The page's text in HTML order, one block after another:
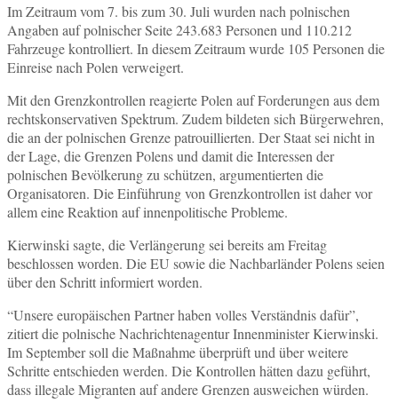
Im Zeitraum vom 7. bis zum 30. Juli wurden nach polnischen
Angaben auf polnischer Seite 243.683 Personen und 110.212
Fahrzeuge kontrolliert. In diesem Zeitraum wurde 105 Personen die
Einreise nach Polen verweigert.
Mit den Grenzkontrollen reagierte Polen auf Forderungen aus dem
rechtskonservativen Spektrum. Zudem bildeten sich Bürgerwehren,
die an der polnischen Grenze patrouillierten. Der Staat sei nicht in
der Lage, die Grenzen Polens und damit die Interessen der
polnischen Bevölkerung zu schützen, argumentierten die
Organisatoren. Die Einführung von Grenzkontrollen ist daher vor
allem eine Reaktion auf innenpolitische Probleme.
Kierwinski sagte, die Verlängerung sei bereits am Freitag
beschlossen worden. Die EU sowie die Nachbarländer Polens seien
über den Schritt informiert worden.
“Unsere europäischen Partner haben volles Verständnis dafür”,
zitiert die polnische Nachrichtenagentur Innenminister Kierwinski.
Im September soll die Maßnahme überprüft und über weitere
Schritte entschieden werden. Die Kontrollen hätten dazu geführt,
dass illegale Migranten auf andere Grenzen ausweichen würden.